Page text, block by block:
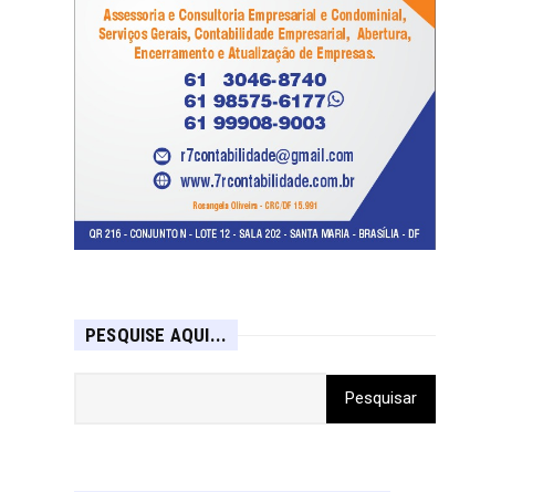
PESQUISE AQUI...